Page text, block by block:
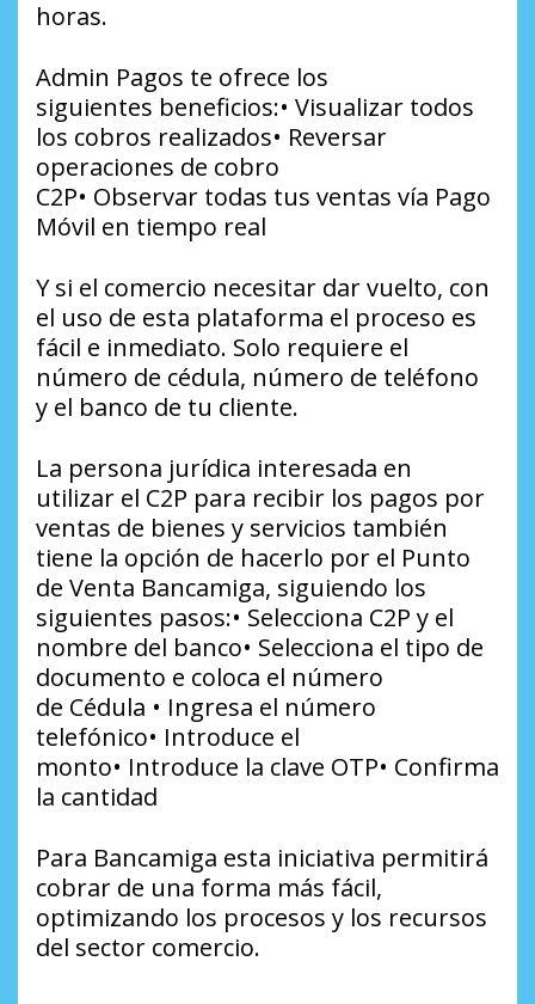
horas.
Admin Pagos te ofrece los
siguientes beneficios:• Visualizar todos
los cobros realizados• Reversar
operaciones de cobro
C2P• Observar todas tus ventas vía Pago
Móvil en tiempo real
Y si el comercio necesitar dar vuelto, con
el uso de esta plataforma el proceso es
fácil e inmediato. Solo requiere el
número de cédula, número de teléfono
y el banco de tu cliente.
La persona jurídica interesada en
utilizar el C2P para recibir los pagos por
ventas de bienes y servicios también
tiene la opción de hacerlo por el Punto
de Venta Bancamiga, siguiendo los
siguientes pasos:• Selecciona C2P y el
nombre del banco• Selecciona el tipo de
documento e coloca el número
de Cédula • Ingresa el número
telefónico• Introduce el
monto• Introduce la clave OTP• Confirma
la cantidad
Para Bancamiga esta iniciativa permitirá
cobrar de una forma más fácil,
optimizando los procesos y los recursos
del sector comercio.